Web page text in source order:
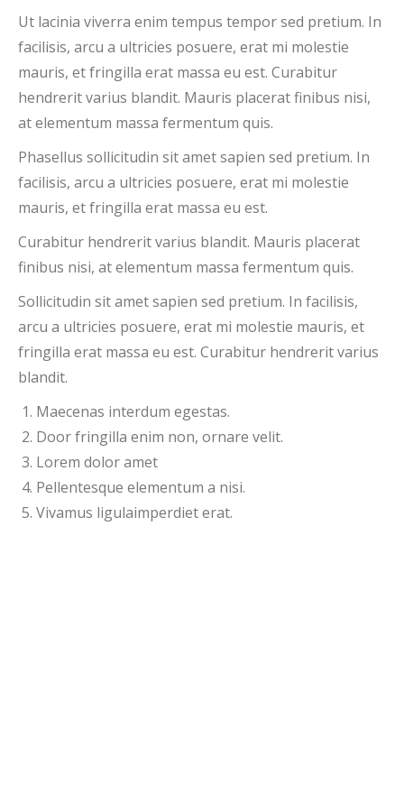
Ut lacinia viverra enim tempus tempor sed pretium. In
facilisis, arcu a ultricies posuere, erat mi molestie
mauris, et fringilla erat massa eu est. Curabitur
hendrerit varius blandit. Mauris placerat finibus nisi,
at elementum massa fermentum quis.
Phasellus sollicitudin sit amet sapien sed pretium. In
facilisis, arcu a ultricies posuere, erat mi molestie
mauris, et fringilla erat massa eu est.
Curabitur hendrerit varius blandit. Mauris placerat
finibus nisi, at elementum massa fermentum quis.
Sollicitudin sit amet sapien sed pretium. In facilisis,
arcu a ultricies posuere, erat mi molestie mauris, et
fringilla erat massa eu est. Curabitur hendrerit varius
blandit.
Maecenas interdum egestas.
Door fringilla enim non, ornare velit.
Lorem dolor amet
Pellentesque elementum a nisi.
Vivamus ligulaimperdiet erat.